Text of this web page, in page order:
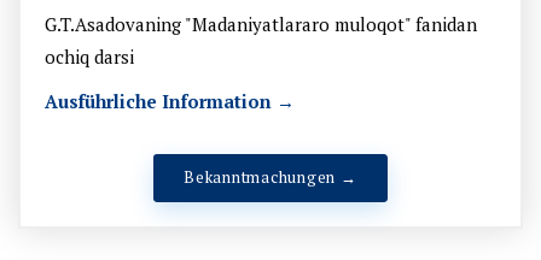
G.T.Asadovaning "Madaniyatlararo muloqot" fanidan
ochiq darsi
Ausführliche Information →
Bekanntmachungen →